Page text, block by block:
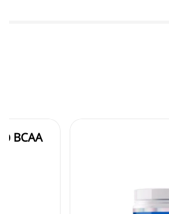
BCAA סופר אפקט כשר